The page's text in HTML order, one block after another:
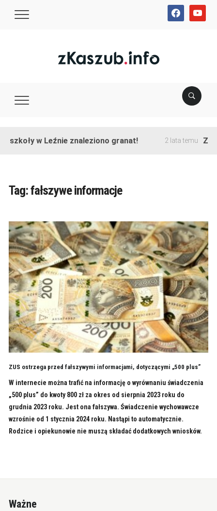
facebookyoutube
szkoły w Leźnie znaleziono granat! 2 lata temu
Tag:fałszywe informacje
ZUS ostrzega przed fałszywymi informacjami, dotyczącymi „500 plus”
W internecie można trafić na informację o wyrównaniu świadczenia
„500 plus” do kwoty 800 zł za okres od sierpnia 2023 roku do
grudnia 2023 roku. Jest ona fałszywa. Świadczenie wychowawcze
wzrośnie od 1 stycznia 2024 roku. Nastąpi to automatycznie.
Rodzice i opiekunowie nie muszą składać dodatkowych wniosków.
Ważne